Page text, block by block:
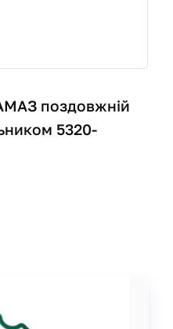
поздовжній
5320-